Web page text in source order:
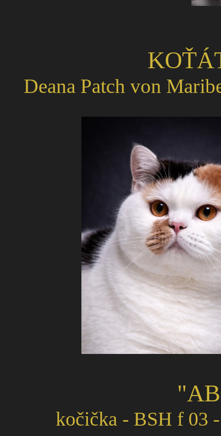
Deana Patch von
kočička - BSH f 03